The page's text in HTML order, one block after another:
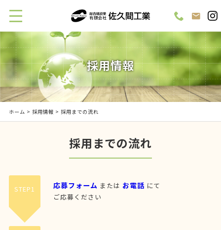
採用情報
ホーム > 採用情報 > 採用までの流れ
採用までの流れ
STEP1 応募フォーム または お電話 にて
ご応募ください